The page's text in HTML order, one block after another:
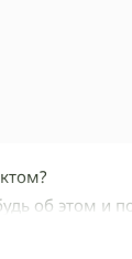
об этом и